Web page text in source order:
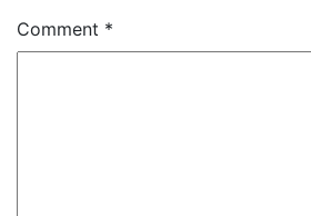
Comment *